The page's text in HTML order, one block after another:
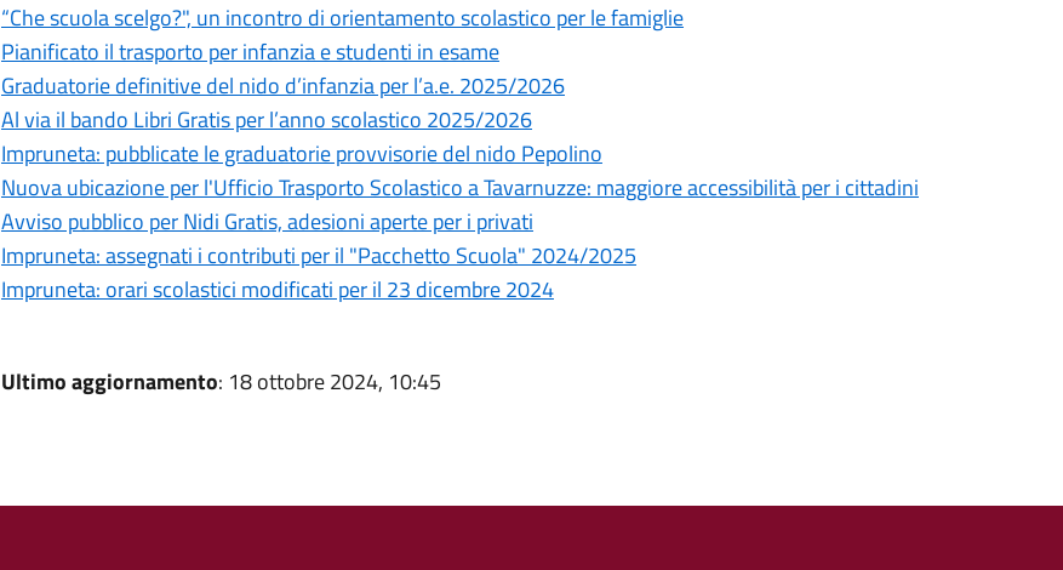
“Che scuola scelgo?", un incontro di orientamento scolastico per le famiglie
Pianificato il trasporto per infanzia e studenti in esame
Graduatorie definitive del nido d’infanzia per l’a.e. 2025/2026
Al via il bando Libri Gratis per l’anno scolastico 2025/2026
Impruneta: pubblicate le graduatorie provvisorie del nido Pepolino
Nuova ubicazione per l'Ufficio Trasporto Scolastico a Tavarnuzze: maggiore accessibilità per i cittadini
Avviso pubblico per Nidi Gratis, adesioni aperte per i privati
Impruneta: assegnati i contributi per il "Pacchetto Scuola" 2024/2025
Impruneta: orari scolastici modificati per il 23 dicembre 2024
Ultimo aggiornamento: 18 ottobre 2024, 10:45